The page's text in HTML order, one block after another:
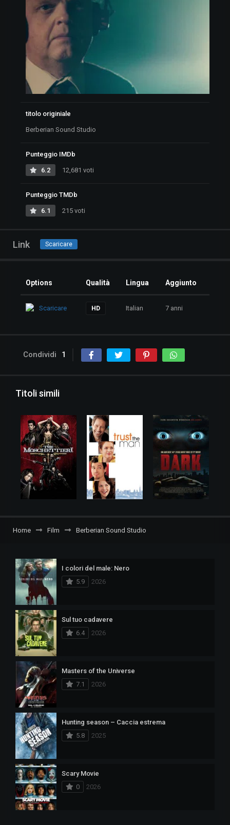
titolo originiale
Berberian Sound Studio
Punteggio IMDb
6.2 12,681 voti
Punteggio TMDb
6.1 215 voti
Link Scaricare
Options Qualità Lingua Aggiunto
Scaricare HD Italian 7 anni
Condividi 1
Titoli simili
Home Film Berberian Sound Studio
I colori del male: Nero
5.9
2026
Sul tuo cadavere
6.4
2026
Masters of the Universe
7.1
2026
Hunting season – Caccia estrema
5.8
2025
Scary Movie
0
2026